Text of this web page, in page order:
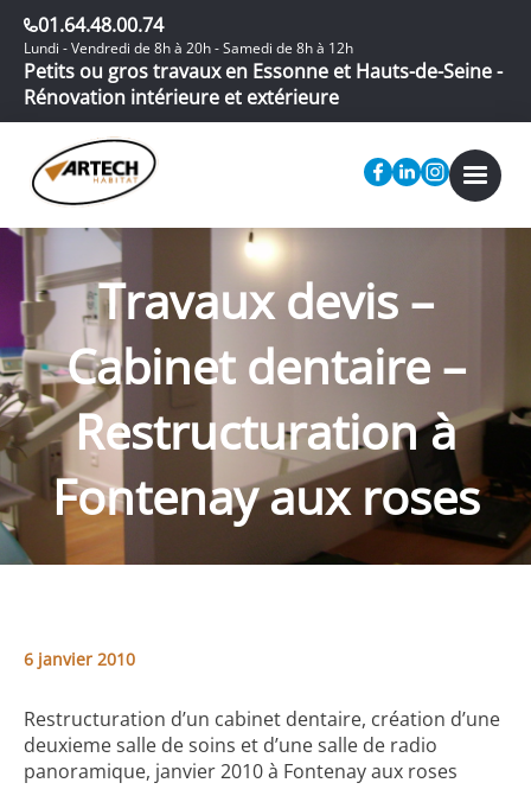
01.64.48.00.74
Lundi - Vendredi de 8h à 20h - Samedi de 8h à 12h
Petits ou gros travaux en Essonne et Hauts-de-Seine -
Rénovation intérieure et extérieure
Travaux devis –
Cabinet dentaire –
Restructuration à
Fontenay aux roses
6 janvier 2010
Restructuration d’un cabinet dentaire, création d’une
deuxieme salle de soins et d’une salle de radio
panoramique, janvier 2010 à Fontenay aux roses